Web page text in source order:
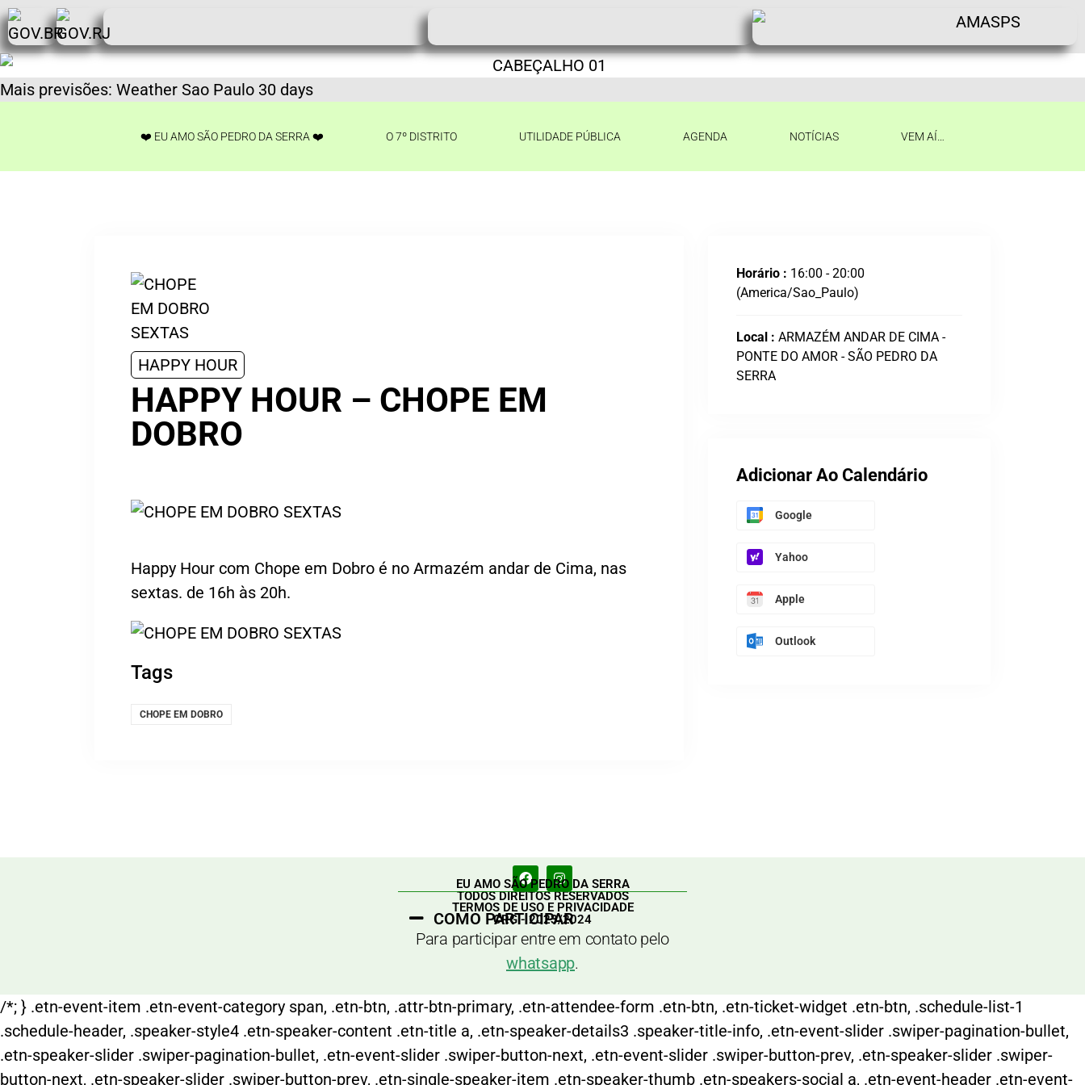
Mais previsões: Weather Sao Paulo 30 days
❤️ EU AMO SÃO PEDRO DA SERRA ❤️ O 7º DISTRITO UTILIDADE PÚBLICA AGENDA NOTÍCIAS VEM AÍ…
HAPPY HOUR
HAPPY HOUR – CHOPE EM
DOBRO
Happy Hour com Chope em Dobro é no Armazém andar de Cima, nas
sextas. de 16h às 20h.
Tags
CHOPE EM DOBRO
Horário : 16:00 - 20:00
(America/Sao_Paulo)
Local : ARMAZÉM ANDAR DE CIMA -
PONTE DO AMOR - SÃO PEDRO DA
SERRA
Adicionar Ao Calendário
Google
Yahoo
Apple
Outlook
EU AMO SÃO PEDRO DA SERRA
TODOS DIREITOS RESERVADOS
CRG - 2023/2024
TERMOS DE USO E PRIVACIDADE
COMO PARTICIPAR
Para participar entre em contato pelo
whatsapp.
/*; } .etn-event-item .etn-event-category span, .etn-btn, .attr-btn-primary, .etn-attendee-form .etn-btn, .etn-ticket-widget .etn-btn, .schedule-list-1
.schedule-header, .speaker-style4 .etn-speaker-content .etn-title a, .etn-speaker-details3 .speaker-title-info, .etn-event-slider .swiper-pagination-bullet,
.etn-speaker-slider .swiper-pagination-bullet, .etn-event-slider .swiper-button-next, .etn-event-slider .swiper-button-prev, .etn-speaker-slider .swiper-
button-next, .etn-speaker-slider .swiper-button-prev, .etn-single-speaker-item .etn-speaker-thumb .etn-speakers-social a, .etn-event-header .etn-event-